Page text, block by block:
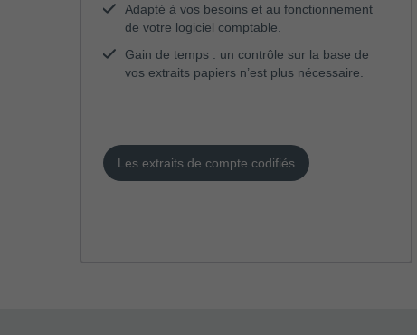
Adapté à vos besoins et au fonctionnement
de votre logiciel comptable.
Gain de temps : un contrôle sur la base de
vos extraits papiers n’est plus nécessaire.
Les extraits de compte codifiés